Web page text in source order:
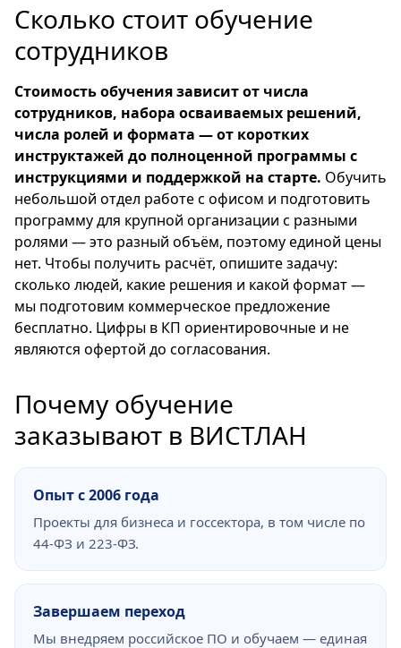
Сколько стоит обучение
сотрудников
Стоимость обучения зависит от числа
сотрудников, набора осваиваемых решений,
числа ролей и формата — от коротких
инструктажей до полноценной программы с
инструкциями и поддержкой на старте. Обучить
небольшой отдел работе с офисом и подготовить
программу для крупной организации с разными
ролями — это разный объём, поэтому единой цены
нет. Чтобы получить расчёт, опишите задачу:
сколько людей, какие решения и какой формат —
мы подготовим коммерческое предложение
бесплатно. Цифры в КП ориентировочные и не
являются офертой до согласования.
Почему обучение
заказывают в ВИСТЛАН
Опыт с 2006 года
Проекты для бизнеса и госсектора, в том числе по
44-ФЗ и 223-ФЗ.
Завершаем переход
Мы внедряем российское ПО и обучаем — единая